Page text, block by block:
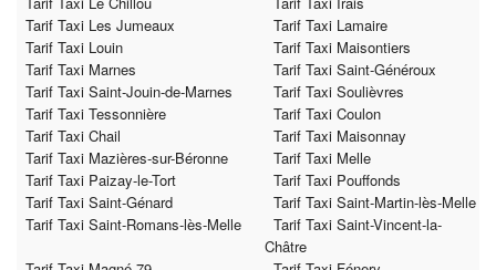
Tarif Taxi Les Jumeaux
Tarif Taxi Lamaire
Tarif Taxi Louin
Tarif Taxi Maisontiers
Tarif Taxi Marnes
Tarif Taxi Saint-Généroux
Tarif Taxi Saint-Jouin-de-Marnes
Tarif Taxi Soulièvres
Tarif Taxi Tessonnière
Tarif Taxi Coulon
Tarif Taxi Chail
Tarif Taxi Maisonnay
Tarif Taxi Mazières-sur-Béronne
Tarif Taxi Melle
Tarif Taxi Paizay-le-Tort
Tarif Taxi Pouffonds
Tarif Taxi Saint-Génard
Tarif Taxi Saint-Martin-lès-Melle
Tarif Taxi Saint-Romans-lès-Melle
Tarif Taxi Saint-Vincent-la-
Châtre